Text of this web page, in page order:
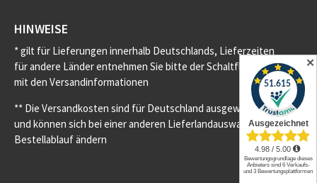
HINWEISE
* gilt für Lieferungen innerhalb Deutschlands, Lieferzeiten
für andere Länder entnehmen Sie bitte der Schaltfläche
mit den Versandinformationen
** Die Versandkosten sind für Deutschland ausgewiesen
und können sich bei einer anderen Lieferlandauswahl im
Bestellablauf ändern
✕